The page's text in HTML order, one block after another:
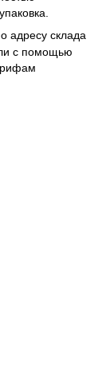
адресу склада
с помощью